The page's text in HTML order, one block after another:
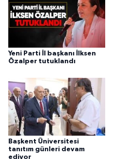
Yeni Parti İl başkanı İlksen
Özalper tutuklandı
Başkent Üniversitesi
tanıtım günleri devam
ediyor